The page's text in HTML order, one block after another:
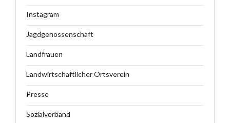
Instagram
Jagdgenossenschaft
Landfrauen
Landwirtschaftlicher Ortsverein
Presse
Sozialverband